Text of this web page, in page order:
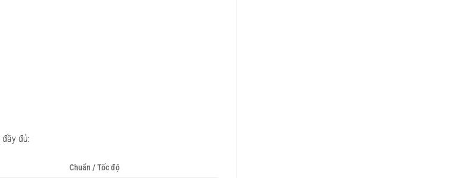
đủ:
Chuẩn / Tốc độ